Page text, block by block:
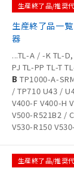
生産終了品/推奨
生産終了品一
器
...TL-A / -K TL-
PJ TL-PP TL-T
B TP1000-A-
/ TP710 U43 /
V400-F V400-H
V500-R521B2 /
V530-R150
生産終了品/推奨